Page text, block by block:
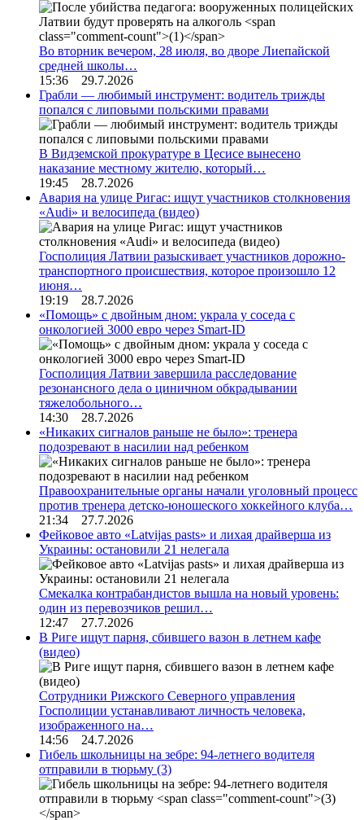
Во вторник вечером, 28 июля, во дворе Лиепайской
средней школы…
15:36 29.7.2026
Грабли — любимый инструмент: водитель трижды
попался с липовыми польскими правами
В Видземской прокуратуре в Цесисе вынесено
наказание местному жителю, который…
19:45 28.7.2026
Авария на улице Ригас: ищут участников столкновения
«Audi» и велосипеда (видео)
Госполиция Латвии разыскивает участников дорожно-
транспортного происшествия, которое произошло 12
июня…
19:19 28.7.2026
«Помощь» с двойным дном: украла у соседа с
онкологией 3000 евро через Smart-ID
Госполиция Латвии завершила расследование
резонансного дела о циничном обкрадывании
тяжелобольного…
14:30 28.7.2026
«Никаких сигналов раньше не было»: тренера
подозревают в насилии над ребенком
Правоохранительные органы начали уголовный процесс
против тренера детско-юношеского хоккейного клуба…
21:34 27.7.2026
Фейковое авто «Latvijas pasts» и лихая драйверша из
Украины: остановили 21 нелегала
Смекалка контрабандистов вышла на новый уровень:
один из перевозчиков решил…
12:47 27.7.2026
В Риге ищут парня, сбившего вазон в летнем кафе
(видео)
Сотрудники Рижского Северного управления
Госполиции устанавливают личность человека,
изображенного на…
14:56 24.7.2026
Гибель школьницы на зебре: 94-летнего водителя
отправили в тюрьму (3)